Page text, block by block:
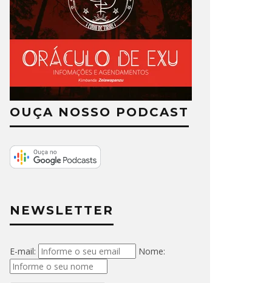
OUÇA NOSSO PODCAST
NEWSLETTER
E-mail: Nome: